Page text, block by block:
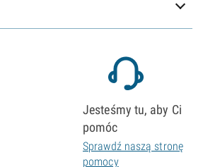
Jesteśmy tu, aby Ci
pomóc
Sprawdź naszą stronę
pomocy